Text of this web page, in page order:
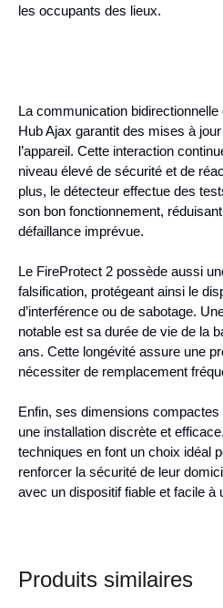
les occupants des lieux.
La communication
Hub Ajax garantit des mises à
l’appareil. Cette interaction
niveau élevé de sécurité et de
plus, le détecteur effectue des
son bon fonctionnement,
défaillance imprévue.
Le FireProtect 2 possède aussi
falsification, protégeant ainsi le
d’interférence ou de sabotage.
notable est sa durée de vie de la
ans. Cette longévité assure une
nécessiter de remplacement
Enfin, ses dimensions
une installation discrète et
techniques en font un choix idéal
renforcer la sécurité de leur
avec un dispositif fiable et facile à
Produits similaires